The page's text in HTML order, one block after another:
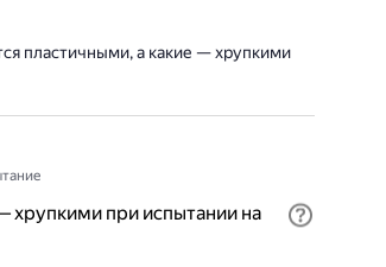
пластичными, а какие — хрупкими
хрупкими при испытании на